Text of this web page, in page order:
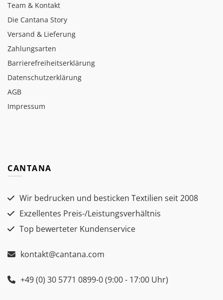
Team & Kontakt
Die Cantana Story
Versand & Lieferung
Zahlungsarten
Barrierefreiheitserklärung
Datenschutzerklärung
AGB
Impressum
CANTANA
Wir bedrucken und besticken Textilien seit 2008
Exzellentes Preis-/Leistungsverhältnis
Top bewerteter Kundenservice
kontakt@cantana.com
+49 (0) 30 5771 0899-0 (9:00 - 17:00 Uhr)